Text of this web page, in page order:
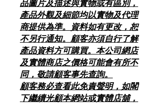
品圖片及描述與實物或有區別，
產品外觀及細節均以實物及代理
商提供為準。資料如有更改，恕
不另行通知。顧客亦須自行了解
產品資料方可購買。本公司網店
及實體商店之價格可能會有所不
同，敬請顧客事先查詢。
顧客務必查看此免責聲明，如閣
下繼續光顧本網站或實體店舖，